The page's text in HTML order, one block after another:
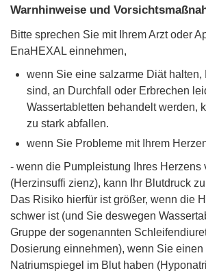
Warnhinweise und
Bitte sprechen Sie mit Ihrem Arzt oder
EnaHEXAL einnehmen,
wenn Sie eine salzarme Diät halten,
sind, an Durchfall oder Erbrechen
Wassertabletten behandelt werden,
zu stark abfallen.
wenn Sie Probleme mit Ihrem
- wenn die Pumpleistung Ihres Herzens
(Herzinsuffi zienz), kann Ihr Blutdruck
Das Risiko hierfür ist größer, wenn die
schwer ist (und Sie deswegen
Gruppe der sogenannten
Dosierung einnehmen), wenn Sie
Natriumspiegel im Blut haben